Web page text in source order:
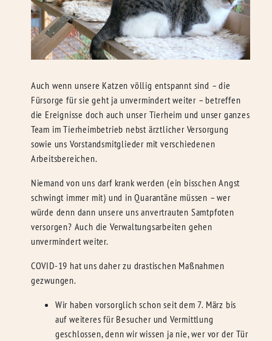
Auch wenn unsere Katzen völlig entspannt sind – die
Fürsorge für sie geht ja unvermindert weiter – betreffen
die Ereignisse doch auch unser Tierheim und unser ganzes
Team im Tierheimbetrieb nebst ärztlicher Versorgung
sowie uns Vorstandsmitglieder mit verschiedenen
Arbeitsbereichen.
Niemand von uns darf krank werden (ein bisschen Angst
schwingt immer mit) und in Quarantäne müssen – wer
würde denn dann unsere uns anvertrauten Samtpfoten
versorgen? Auch die Verwaltungsarbeiten gehen
unvermindert weiter.
COVID-19 hat uns daher zu drastischen Maßnahmen
gezwungen.
Wir haben vorsorglich schon seit dem 7. März bis
auf weiteres für Besucher und Vermittlung
geschlossen, denn wir wissen ja nie, wer vor der Tür